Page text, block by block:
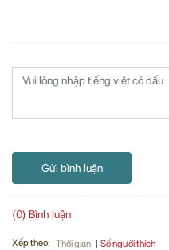
Gửi bình luận
(0) Bình luận
Xếp theo: Thời gian Số người thích